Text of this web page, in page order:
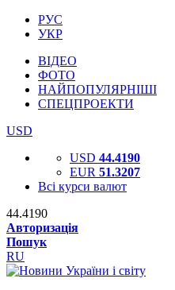
РУС
УКР
ВІДЕО
ФОТО
НАЙПОПУЛЯРНІШІ
СПЕЦПРОЕКТИ
USD
USD 44.4190
EUR 51.3207
Всі курси валют
44.4190
Авторизація
Пошук
RU